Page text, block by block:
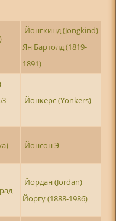
Йонгкинд (Jongkind)
Ян Бартолд (1819-
1891)
Йонкерс (Yonkers)
Йонсон Э
Йордан (Jordan)
Йоргу (1888-1986)